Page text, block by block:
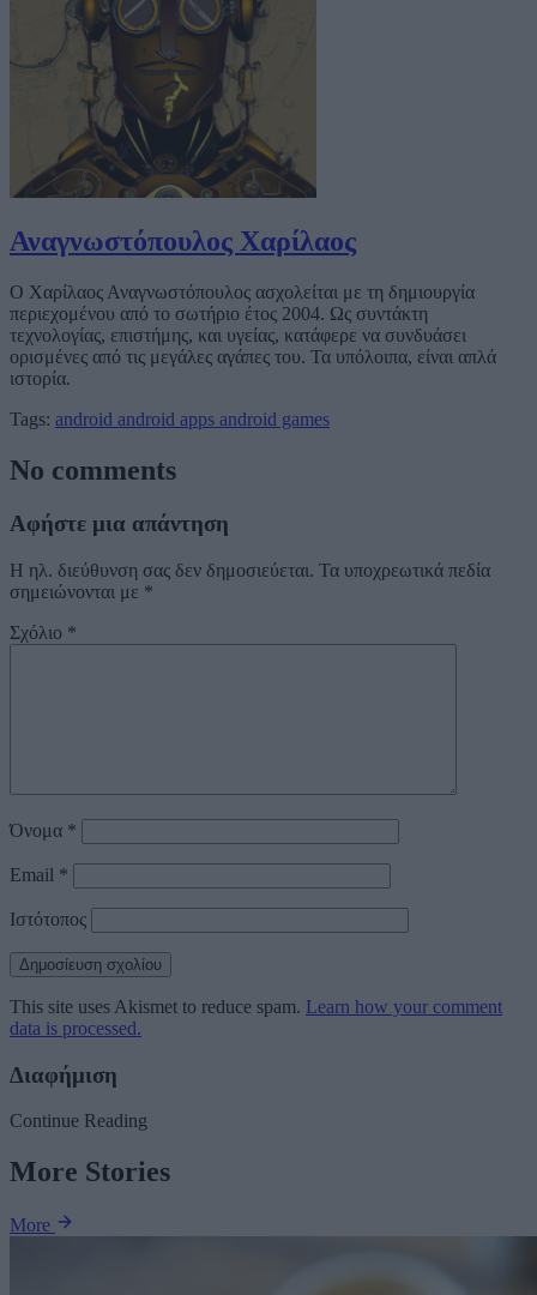
Αναγνωστόπουλος Χαρίλαος
Ο Χαρίλαος Αναγνωστόπουλος ασχολείται με τη δημιουργία
περιεχομένου από το σωτήριο έτος 2004. Ως συντάκτη
τεχνολογίας, επιστήμης, και υγείας, κατάφερε να συνδυάσει
ορισμένες από τις μεγάλες αγάπες του. Τα υπόλοιπα, είναι απλά
ιστορία.
Tags: android android apps android games
No comments
Αφήστε μια απάντηση
Η ηλ. διεύθυνση σας δεν δημοσιεύεται. Τα υποχρεωτικά πεδία
σημειώνονται με *
Σχόλιο *
Όνομα *
Email *
Ιστότοπος
This site uses Akismet to reduce spam. Learn how your comment
data is processed.
Διαφήμιση
Continue Reading
More Stories
More